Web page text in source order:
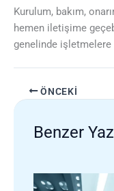
Kurulum, bakım,
hemen iletişime
genelinde işletmelere
ÖNCEKI
Benzer